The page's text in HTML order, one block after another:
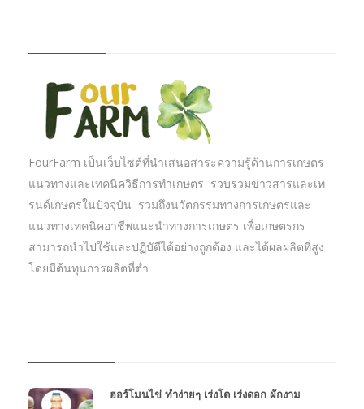
FourFarm เป็นเว็บไซต์ที่นำเสนอสาระความรู้ด้านการเกษตร
แนวทางและเทคนิควิธีการทำเกษตร รวบรวมข่าวสารและเท
รนด์เกษตรในปัจจุบัน รวมถึงนวัตกรรมทางการเกษตรและ
แนวทางเทคนิคอาชีพแนะนำทางการเกษตร เพื่อเกษตรกร
สามารถนำไปใช้และปฏิบัตืได้อย่างถูกต้อง และได้ผลผลิตที่สูง
โดยมีต้นทุนการผลิตที่ต่ำ
ฮอร์โมนไข่ ทำง่ายๆ เร่งโต เร่งดอก ผักงาม